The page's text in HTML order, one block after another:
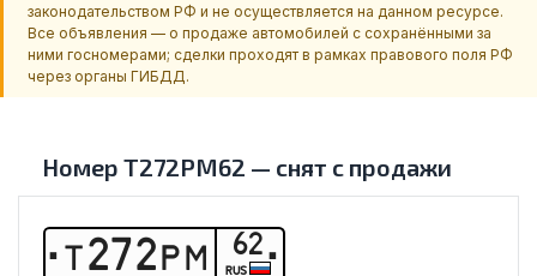
законодательством РФ и не осуществляется на данном ресурсе.
Все объявления — о продаже автомобилей с сохранёнными за
ними госномерами; сделки проходят в рамках правового поля РФ
через органы ГИБДД.
Номер Т272РМ62 — снят с продажи
Т272РМ 62
RUS